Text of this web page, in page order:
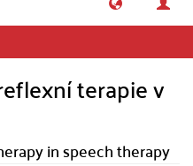
terapie v
in speech therapy